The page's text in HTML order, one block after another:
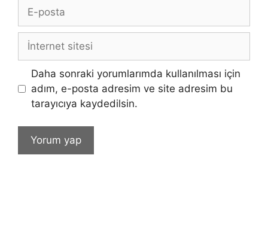
posta
İnternet
sitesi
Daha sonraki yorumlarımda kullanılması için
adım, e-posta adresim ve site adresim bu
tarayıcıya kaydedilsin.